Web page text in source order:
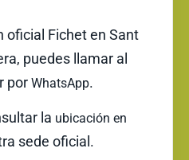
oficial Fichet en Sant
puedes llamar al
por WhatsApp.
la ubicación en
sede oficial.